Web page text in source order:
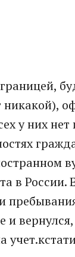
у них
в России.